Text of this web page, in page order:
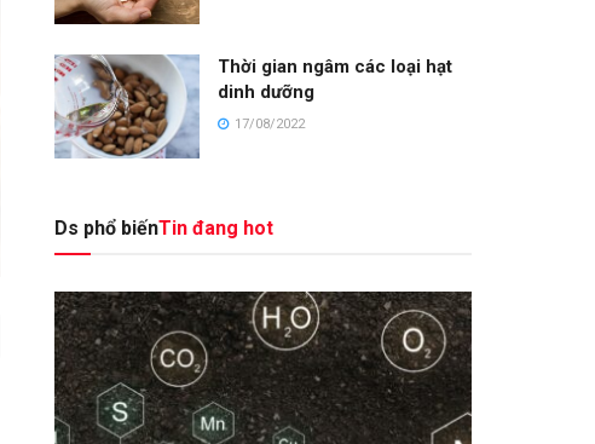
Thời gian ngâm các loại hạt
dinh dưỡng
17/08/2022
Ds phổ biếnTin đang hot